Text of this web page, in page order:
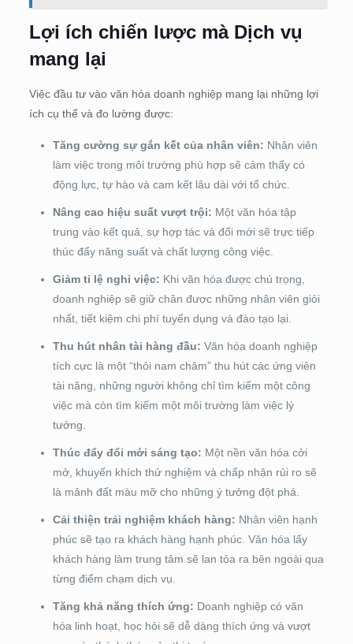
Lợi ích chiến lược mà Dịch vụ
mang lại
Việc đầu tư vào văn hóa doanh nghiệp mang lại những lợi
ích cụ thể và đo lường được:
Tăng cường sự gắn kết của nhân viên: Nhân viên
làm việc trong môi trường phù hợp sẽ cảm thấy có
động lực, tự hào và cam kết lâu dài với tổ chức.
Nâng cao hiệu suất vượt trội: Một văn hóa tập
trung vào kết quả, sự hợp tác và đổi mới sẽ trực tiếp
thúc đẩy năng suất và chất lượng công việc.
Giảm tỉ lệ nghỉ việc: Khi văn hóa được chú trọng,
doanh nghiệp sẽ giữ chân được những nhân viên giỏi
nhất, tiết kiệm chi phí tuyển dụng và đào tạo lại.
Thu hút nhân tài hàng đầu: Văn hóa doanh nghiệp
tích cực là một “thỏi nam châm” thu hút các ứng viên
tài năng, những người không chỉ tìm kiếm một công
việc mà còn tìm kiếm một môi trường làm việc lý
tưởng.
Thúc đẩy đổi mới sáng tạo: Một nền văn hóa cởi
mở, khuyến khích thử nghiệm và chấp nhận rủi ro sẽ
là mảnh đất màu mỡ cho những ý tưởng đột phá.
Cải thiện trải nghiệm khách hàng: Nhân viên hạnh
phúc sẽ tạo ra khách hàng hạnh phúc. Văn hóa lấy
khách hàng làm trung tâm sẽ lan tỏa ra bên ngoài qua
từng điểm chạm dịch vụ.
Tăng khả năng thích ứng: Doanh nghiệp có văn
hóa linh hoạt, học hỏi sẽ dễ dàng thích ứng và vượt